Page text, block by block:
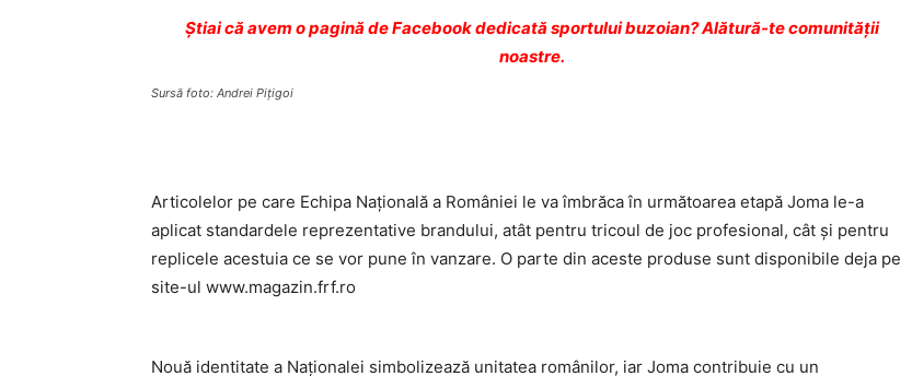
Ştiai că avem o pagină de Facebook dedicată sportului buzoian? Alătură-te comunității
noastre.
Sursă foto: Andrei Piţigoi
Articolelor pe care Echipa Națională a României le va îmbrăca în următoarea etapă Joma le-a
aplicat standardele reprezentative brandului, atât pentru tricoul de joc profesional, cât și pentru
replicele acestuia ce se vor pune în vanzare. O parte din aceste produse sunt disponibile deja pe
site-ul www.magazin.frf.ro
Nouă identitate a Naționalei simbolizează unitatea românilor, iar Joma contribuie cu un